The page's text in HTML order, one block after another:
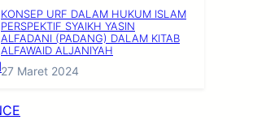
KONSEP URF DALAM HUKUM ISLAM
PERSPEKTIF SYAIKH YASIN
ALFADANI (PADANG) DALAM KITAB
ALFAWAID ALJANIYAH
27 Maret 2024